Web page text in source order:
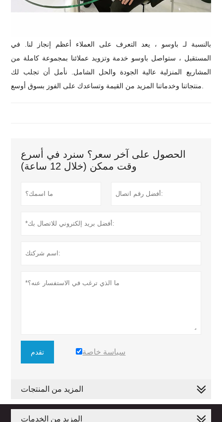
بالنسبة لـ باوسو ، يعد التعرف على العملاء أعظم إنجاز لنا. في
المستقبل ، ستواصل باوسو خدمة وتزويد عملائنا بمجموعة كاملة من
المشاريع المنزلية عالية الجودة والحل الشامل. نأمل أن تجلب لك
الحصول على آخر سعر؟ سنرد في أسرع
وقت ممكن (خلال 12 ساعة)
تقدم سياسة خاصة
المزيد من المنتجات
المزيد من الخدمات